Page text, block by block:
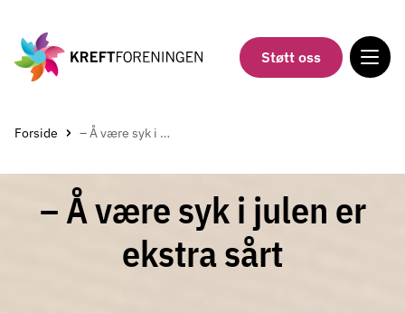
hovedinnholdet
Støtt oss
Forside – Å være syk i julen er ekstra sårt
– Å være syk i julen er
ekstra sårt